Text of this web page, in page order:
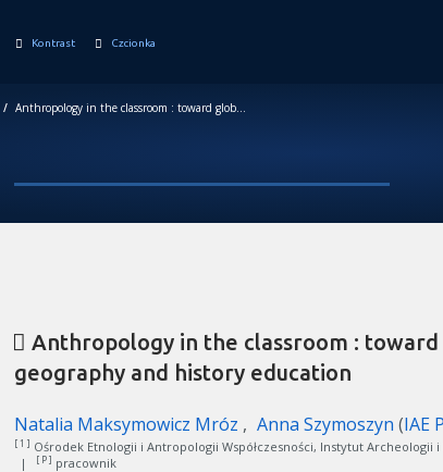
Kontrast Czcionka
/ Anthropology in the classroom : toward global competence in geography and history education
Anthropology in the classroom :
geography and history education
Natalia Maksymowicz Mróz Anna Szymoszyn (IAE
[ 1 ] Ośrodek Etnologii i Antropologii Współczesności, Instytut Archeologii
|
[ P ] pracownik